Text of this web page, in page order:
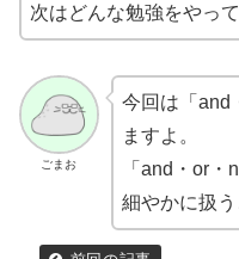
次はどんな勉強をやっ
ごまお
今回は「and
ますよ。
「and・or
細やかに扱